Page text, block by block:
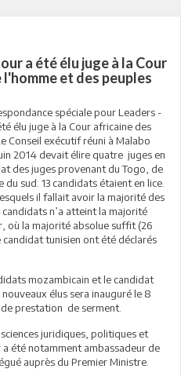
a été élu juge à la Cour
et des peuples
spéciale pour Leaders -
élu juge à la Cour africaine des
Conseil exécutif réuni à Malabo
2014 devait élire quatre juges en
des juges provenant du Togo, de
sud. 13 candidats étaient en lice.
il fallait avoir la majorité des
n’a atteint la majorité
où la majorité absolue suffit (26
tunisien ont été déclarés
mozambicain et le candidat
élus sera inauguré le 8
prestation de serment.
juridiques, politiques et
a été notamment ambassadeur de
auprès du Premier Ministre.